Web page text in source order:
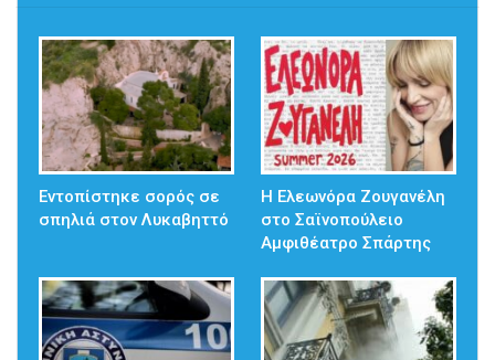
Εντοπίστηκε σορός σε
σπηλιά στον Λυκαβηττό
Η Ελεωνόρα Ζουγανέλη
στο Σαϊνοπούλειο
Αμφιθέατρο Σπάρτης